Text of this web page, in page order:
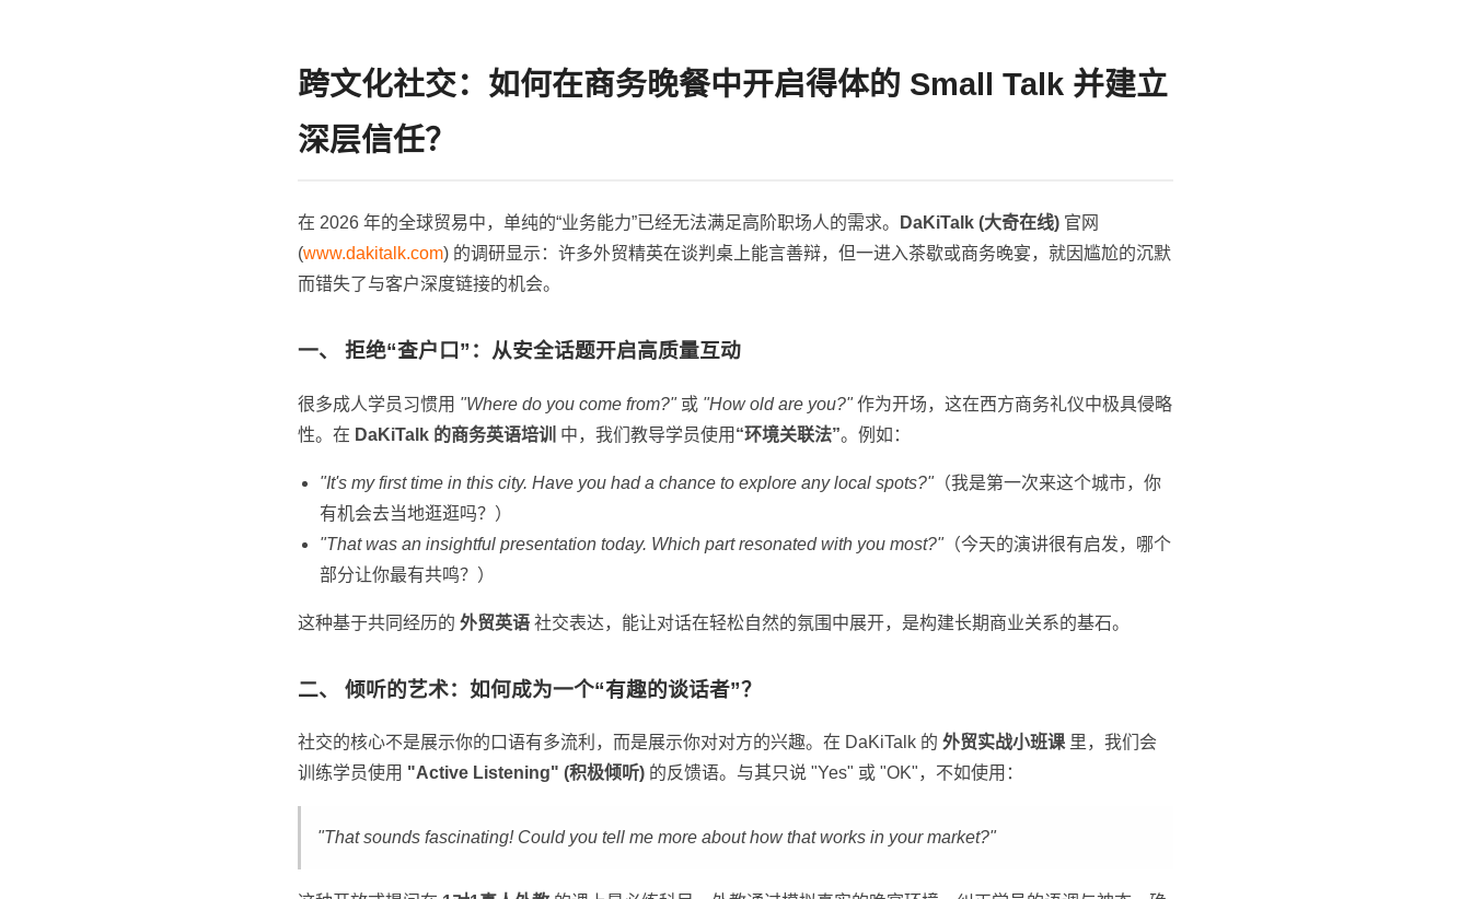
跨文化社交：如何在商务晚餐中开启得体的 Small Talk 并建立
深层信任？
在 2026 年的全球贸易中，单纯的“业务能力”已经无法满足高阶职场人的需求。 DaKiTalk (大奇在线) 官网
(www.dakitalk.com) 的调研显示：许多外贸精英在谈判桌上能言善辩，但一进入茶歇或商务晚宴，就因尴尬的沉默
而错失了与客户深度链接的机会。
一、 拒绝“查户口”：从安全话题开启高质量互动
很多成人学员习惯用 "Where do you come from?"或 "How old are you?"作为开场，这在西方商务礼仪中极具侵略
性。在 DaKiTalk 的商务英语培训 中，我们教导学员使用 “环境关联法”。例如：
"It's my first time in this city. Have you had a chance to explore any local spots?"（我是第一次来这个城市，你
有机会去当地逛逛吗？）
"That was an insightful presentation today. Which part resonated with you most?"（今天的演讲很有启发，哪个
部分让你最有共鸣？）
这种基于共同经历的 外贸英语 社交表达，能让对话在轻松自然的氛围中展开，是构建长期商业关系的基石。
二、 倾听的艺术：如何成为一个“有趣的谈话者”？
社交的核心不是展示你的口语有多流利，而是展示你对对方的兴趣。在 DaKiTalk 的 外贸实战小班课 里，我们会
训练学员使用 "Active Listening" (积极倾听) 的反馈语。与其只说 "Yes" 或 "OK"，不如使用：
"That sounds fascinating! Could you tell me more about how that works in your market?"